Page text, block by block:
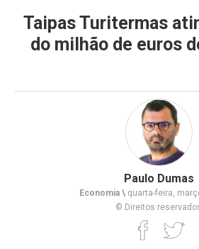
Taipas Turitermas
do milhão de euros
Paulo Dumas
Economia \quarta-feira,
© Direitos